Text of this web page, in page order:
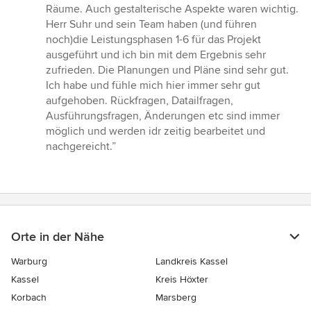
Räume. Auch gestalterische Aspekte waren wichtig.
Herr Suhr und sein Team haben (und führen
noch)die Leistungsphasen 1-6 für das Projekt
ausgeführt und ich bin mit dem Ergebnis sehr
zufrieden. Die Planungen und Pläne sind sehr gut.
Ich habe und fühle mich hier immer sehr gut
aufgehoben. Rückfragen, Datailfragen,
Ausführungsfragen, Änderungen etc sind immer
möglich und werden idr zeitig bearbeitet und
nachgereicht.”
Orte in der Nähe
Warburg
Landkreis Kassel
Kassel
Kreis Höxter
Korbach
Marsberg